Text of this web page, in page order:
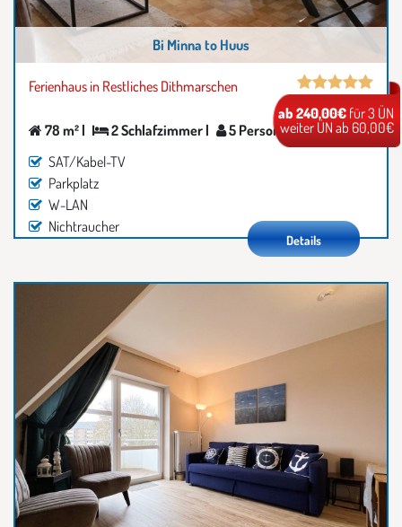
Bi Minna to Huus
Ferienhaus in Restliches Dithmarschen
78 m² | 2 Schlafzimmer |
5 Personen
SAT/Kabel-TV
Parkplatz
W-LAN
Nichtraucher
ab 240,00€ für 3 ÜN
weiter ÜN ab 60,00€
Details